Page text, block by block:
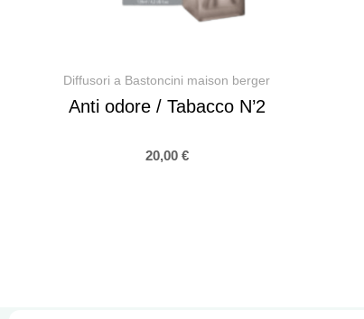
Diffusori a Bastoncini maison berger
Anti odore / Tabacco N’2
20,00 €